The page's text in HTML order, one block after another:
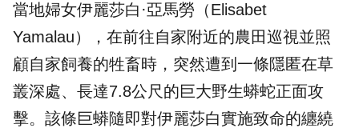
當地婦女伊麗莎白·亞馬勞（Elisabet
Yamalau），在前往自家附近的農田巡視並照
顧自家飼養的牲畜時，突然遭到一條隱匿在草
叢深處、長達7.8公尺的巨大野生蟒蛇正面攻
擊。該條巨蟒隨即對伊麗莎白實施致命的纏繞